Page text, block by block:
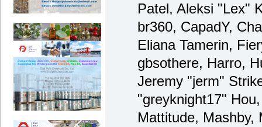
Patel, Aleksi "Lex"
br360, CapadY,
Eliana Tamerin,
gbsothere, Harro,
Jeremy "jerm"
"greyknight17"
Mattitude, Mashby,